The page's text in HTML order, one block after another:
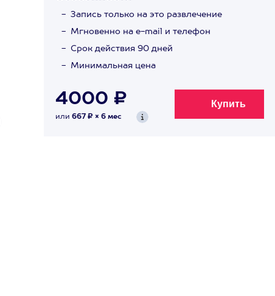
Запись только на это развлечение
Мгновенно на e-mail и телефон
Срок действия 90 дней
Минимальная цена
4000 ₽
или 667 ₽ × 6 мес